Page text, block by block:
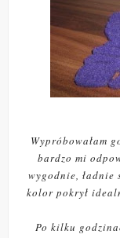
Wypróbowałam
bardzo mi
wygodnie, ładnie
kolor pokrył
Po kilku